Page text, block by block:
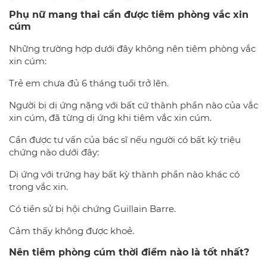
Phụ nữ mang thai cần được tiêm phòng vắc xin
cúm
Những trường hợp dưới đây không nên tiêm phòng vắc
xin cúm:
Trẻ em chưa đủ 6 tháng tuổi trở lên.
Người bị dị ứng nặng với bất cứ thành phần nào của vắc
xin cúm, đã từng dị ứng khi tiêm vắc xin cúm.
Cần được tư vấn của bác sĩ nếu người có bất kỳ triệu
chứng nào dưới đây:
Dị ứng với trứng hay bất kỳ thành phần nào khác có
trong vắc xin.
Có tiền sử bị hội chứng Guillain Barre.
Cảm thấy không được khoẻ.
Nên tiêm phòng cúm thời điểm nào là tốt nhất?